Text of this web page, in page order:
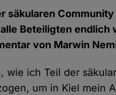
säkularen
Beteiligten endlich
von Marwin
wie ich Teil der
um in Kiel mein